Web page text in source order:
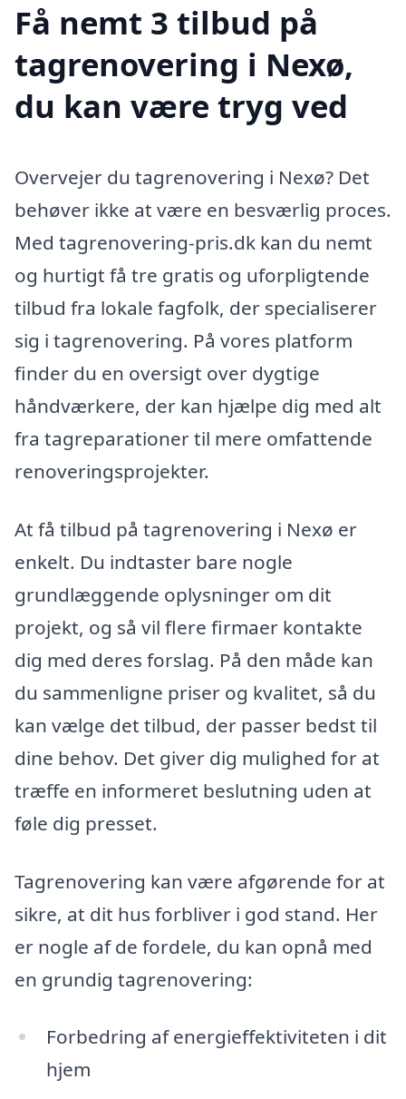
Få nemt 3 tilbud på
tagrenovering i Nexø,
du kan være tryg ved
Overvejer du tagrenovering i Nexø? Det
behøver ikke at være en besværlig proces.
Med tagrenovering-pris.dk kan du nemt
og hurtigt få tre gratis og uforpligtende
tilbud fra lokale fagfolk, der specialiserer
sig i tagrenovering. På vores platform
finder du en oversigt over dygtige
håndværkere, der kan hjælpe dig med alt
fra tagreparationer til mere omfattende
renoveringsprojekter.
At få tilbud på tagrenovering i Nexø er
enkelt. Du indtaster bare nogle
grundlæggende oplysninger om dit
projekt, og så vil flere firmaer kontakte
dig med deres forslag. På den måde kan
du sammenligne priser og kvalitet, så du
kan vælge det tilbud, der passer bedst til
dine behov. Det giver dig mulighed for at
træffe en informeret beslutning uden at
føle dig presset.
Tagrenovering kan være afgørende for at
sikre, at dit hus forbliver i god stand. Her
er nogle af de fordele, du kan opnå med
en grundig tagrenovering:
Forbedring af energieffektiviteten i dit
hjem